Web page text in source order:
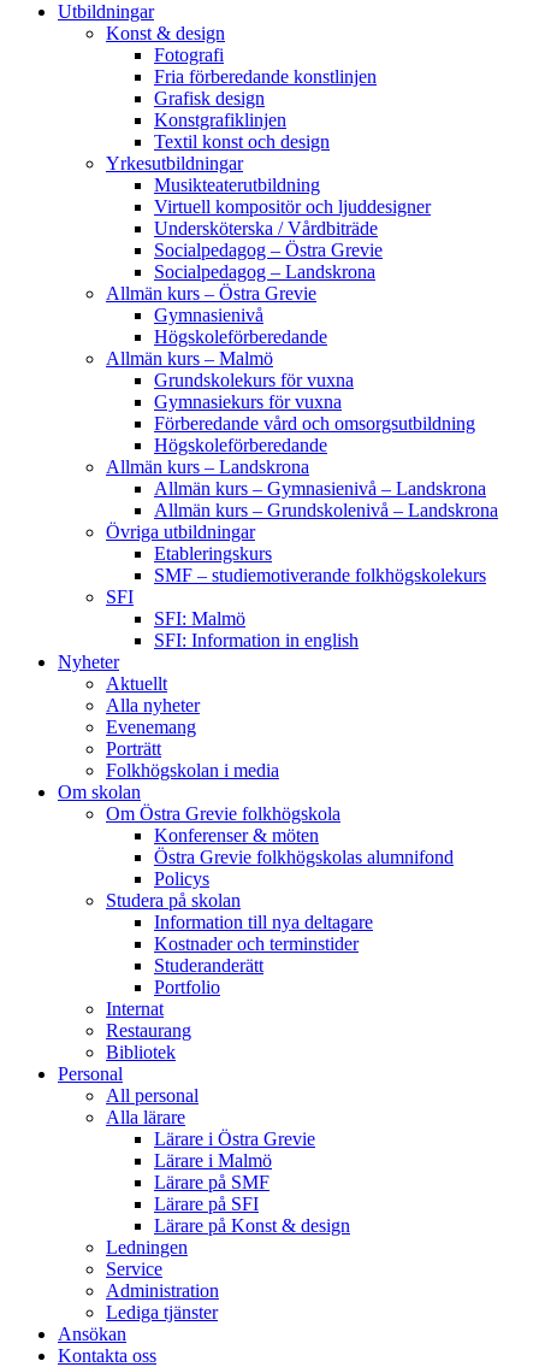
Utbildningar
Konst & design
Fotografi
Fria förberedande konstlinjen
Grafisk design
Konstgrafiklinjen
Textil konst och design
Yrkesutbildningar
Musikteaterutbildning
Virtuell kompositör och ljuddesigner
Undersköterska / Vårdbiträde
Socialpedagog – Östra Grevie
Socialpedagog – Landskrona
Allmän kurs – Östra Grevie
Gymnasienivå
Högskoleförberedande
Allmän kurs – Malmö
Grundskolekurs för vuxna
Gymnasiekurs för vuxna
Förberedande vård och omsorgsutbildning
Högskoleförberedande
Allmän kurs – Landskrona
Allmän kurs – Gymnasienivå – Landskrona
Allmän kurs – Grundskolenivå – Landskrona
Övriga utbildningar
Etableringskurs
SMF – studiemotiverande folkhögskolekurs
SFI
SFI: Malmö
SFI: Information in english
Nyheter
Aktuellt
Alla nyheter
Evenemang
Porträtt
Folkhögskolan i media
Om skolan
Om Östra Grevie folkhögskola
Konferenser & möten
Östra Grevie folkhögskolas alumnifond
Policys
Studera på skolan
Information till nya deltagare
Kostnader och terminstider
Studeranderätt
Portfolio
Internat
Restaurang
Bibliotek
Personal
All personal
Alla lärare
Lärare i Östra Grevie
Lärare i Malmö
Lärare på SMF
Lärare på SFI
Lärare på Konst & design
Ledningen
Service
Administration
Lediga tjänster
Ansökan
Kontakta oss